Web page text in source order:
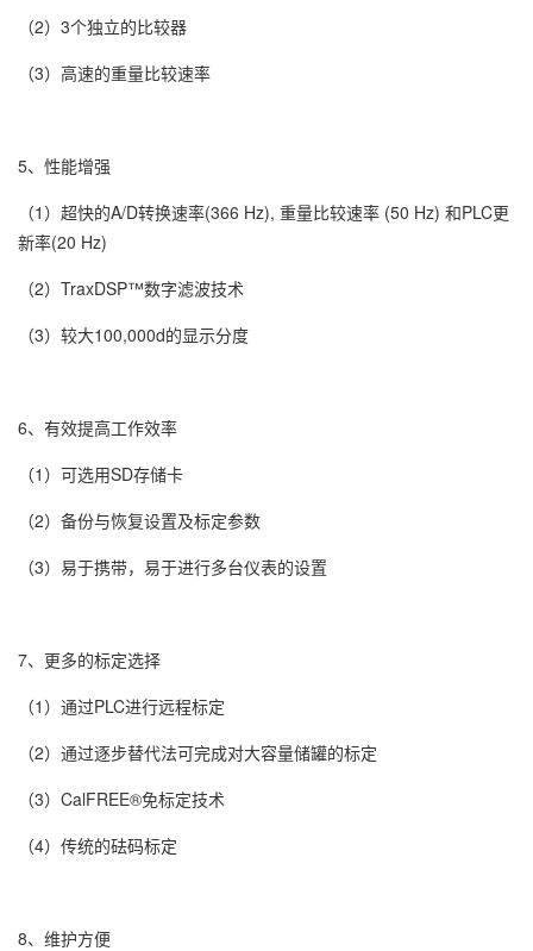
（2）3个独立的比较器
（3）高速的重量比较速率
5、性能增强
（1）超快的A/D转换速率(366 Hz), 重量比较速率 (50 Hz) 和PLC更
新率(20 Hz)
（2）TraxDSP™数字滤波技术
（3）较大100,000d的显示分度
6、有效提高工作效率
（1）可选用SD存储卡
（2）备份与恢复设置及标定参数
（3）易于携带，易于进行多台仪表的设置
7、更多的标定选择
（1）通过PLC进行远程标定
（2）通过逐步替代法可完成对大容量储罐的标定
（3）CalFREE®免标定技术
（4）传统的砝码标定
8、维护方便